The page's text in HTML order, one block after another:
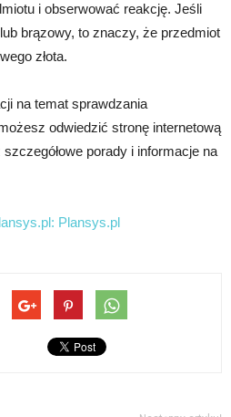
i obserwować reakcję. Jeśli
brązowy, to znaczy, że przedmiot
złota.
na temat sprawdzania
odwiedzić stronę internetową
porady i informacje na
Plansys.pl